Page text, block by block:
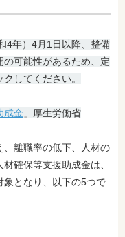
4年）4月1日以降、整備
可能性があるため、定
してください。
成金 」厚生労働省
離職率の低下、人材の
確保等支援助成金は、
象となり、以下の5つで